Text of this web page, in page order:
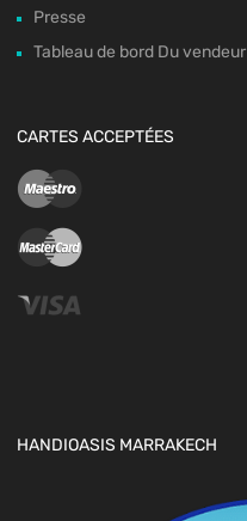
Presse
Tableau de bord Du vendeur
CARTES ACCEPTÉES
HANDIOASIS MARRAKECH